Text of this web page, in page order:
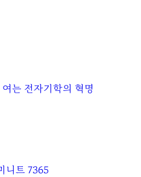
는 전자기학의 혁명
니트 7365